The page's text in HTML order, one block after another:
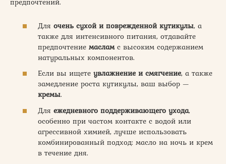
Для очень сухой и поврежденной кутикулы, а
также для интенсивного питания, отдавайте
предпочтение масламс высоким содержанием
натуральных компонентов.
Если вы ищете увлажнение и смягчение, а также
замедление роста кутикулы, ваш выбор —
кремы.
Для ежедневного поддерживающего ухода,
особенно при частом контакте с водой или
агрессивной химией, лучше использовать
комбинированный подход: масло на ночь и крем
в течение дня.